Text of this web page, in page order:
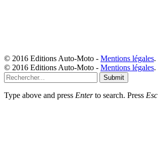
© 2016 Editions Auto-Moto - Mentions légales.
© 2016 Editions Auto-Moto - Mentions légales.
Submit
Type above and press Enterto search. Press Esc